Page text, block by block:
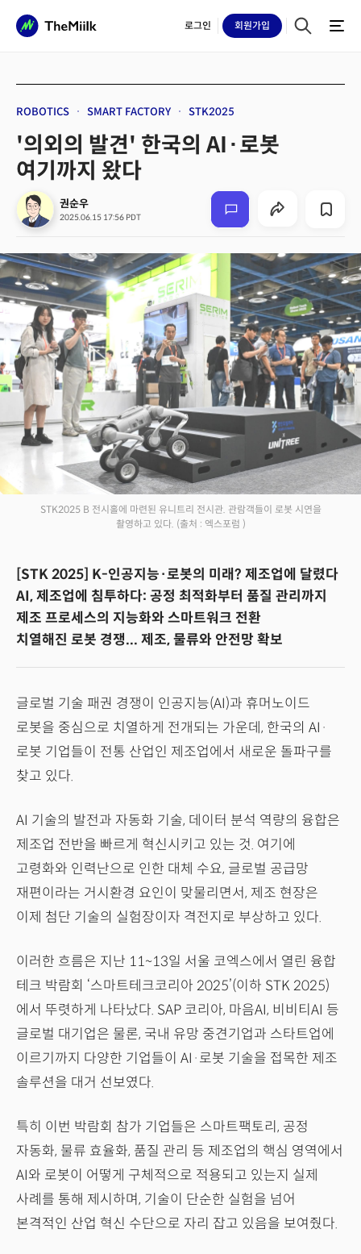
로그인 회원가입
ROBOTICS SMART FACTORY STK2025
'의외의 발견' 한국의 AI·로봇
여기까지 왔다
권순우
2025.06.15 17:56 PDT
STK2025 B 전시홀에 마련된 유니트리 전시관. 관람객들이 로봇 시연을
촬영하고 있다. (출처 : 엑스포럼 )
[STK 2025] K-인공지능·로봇의 미래? 제조업에 달렸다
AI, 제조업에 침투하다: 공정 최적화부터 품질 관리까지
제조 프로세스의 지능화와 스마트워크 전환
치열해진 로봇 경쟁... 제조, 물류와 안전망 확보
글로벌 기술 패권 경쟁이 인공지능(AI)과 휴머노이드
로봇을 중심으로 치열하게 전개되는 가운데, 한국의 AI·
로봇 기업들이 전통 산업인 제조업에서 새로운 돌파구를
찾고 있다.
AI 기술의 발전과 자동화 기술, 데이터 분석 역량의 융합은
제조업 전반을 빠르게 혁신시키고 있는 것. 여기에
고령화와 인력난으로 인한 대체 수요, 글로벌 공급망
재편이라는 거시환경 요인이 맞물리면서, 제조 현장은
이제 첨단 기술의 실험장이자 격전지로 부상하고 있다.
이러한 흐름은 지난 11~13일 서울 코엑스에서 열린 융합
테크 박람회 ‘스마트테크코리아 2025’(이하 STK 2025)
에서 뚜렷하게 나타났다. SAP 코리아, 마음AI, 비비티AI 등
글로벌 대기업은 물론, 국내 유망 중견기업과 스타트업에
이르기까지 다양한 기업들이 AI·로봇 기술을 접목한 제조
솔루션을 대거 선보였다.
특히 이번 박람회 참가 기업들은 스마트팩토리, 공정
자동화, 물류 효율화, 품질 관리 등 제조업의 핵심 영역에서
AI와 로봇이 어떻게 구체적으로 적용되고 있는지 실제
사례를 통해 제시하며, 기술이 단순한 실험을 넘어
본격적인 산업 혁신 수단으로 자리 잡고 있음을 보여줬다.